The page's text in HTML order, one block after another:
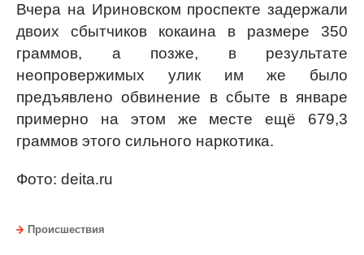
Вчера на Ириновском проспекте задержали
двоих сбытчиков кокаина в размере 350
граммов, а позже, в результате
неопровержимых улик им же было
предъявлено обвинение в сбыте в январе
примерно на этом же месте ещё 679,3
граммов этого сильного наркотика.
Фото: deita.ru
Происшествия